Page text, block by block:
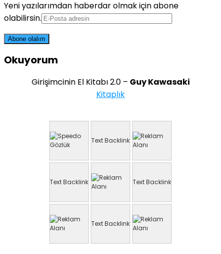
Yeni yazılarımdan haberdar olmak için abone
olabilirsin.
Okuyorum
Girişimcinin El Kitabı 2.0 – Guy Kawasaki
Kitaplık
Text Backlink
Text Backlink Text Backlink
Text Backlink